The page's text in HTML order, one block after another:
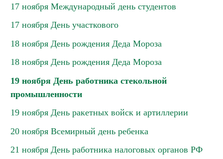
17 ноября Международный день студентов
17 ноября День участкового
18 ноября День рождения Деда Мороза
18 ноября День рождения Деда Мороза
19 ноября День работника стекольной
промышленности
19 ноября День ракетных войск и артиллерии
20 ноября Всемирный день ребенка
21 ноября День работника налоговых органов РФ